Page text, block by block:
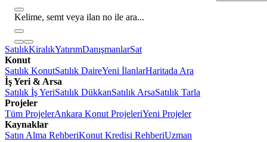
Kelime, semt veya ilan no ile ara...
SatılıkKiralıkYatırımDanışmanlarSat
Konut
Satılık KonutSatılık DaireYeni İlanlarHaritada Ara
İş Yeri & Arsa
Satılık İş YeriSatılık DükkanSatılık ArsaSatılık Tarla
Projeler
Tüm ProjelerAnkara Konut ProjeleriYeni Projeler
Kaynaklar
Satın Alma RehberiKonut Kredisi RehberiUzman